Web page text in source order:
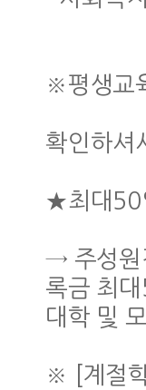
※평생교
확인하셔
★최대
→ 주성원
록금 최
대학 및
※ [계절